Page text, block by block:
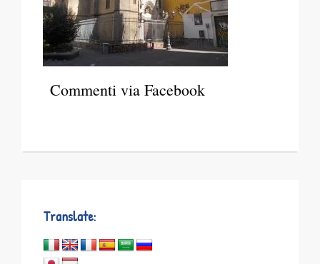
Commenti via Facebook
Translate: